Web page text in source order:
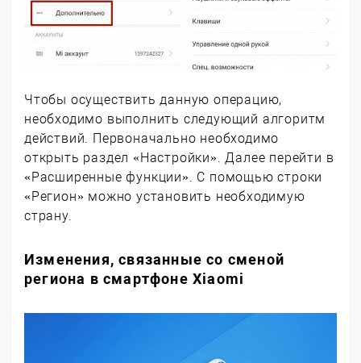
Чтобы осуществить данную операцию,
необходимо выполнить следующий алгоритм
действий. Первоначально необходимо
открыть раздел «Настройки». Далее перейти в
«Расширенные функции». С помощью строки
«Регион» можно установить необходимую
страну.
Изменения, связанные со сменой
региона в смартфоне Xiaomi